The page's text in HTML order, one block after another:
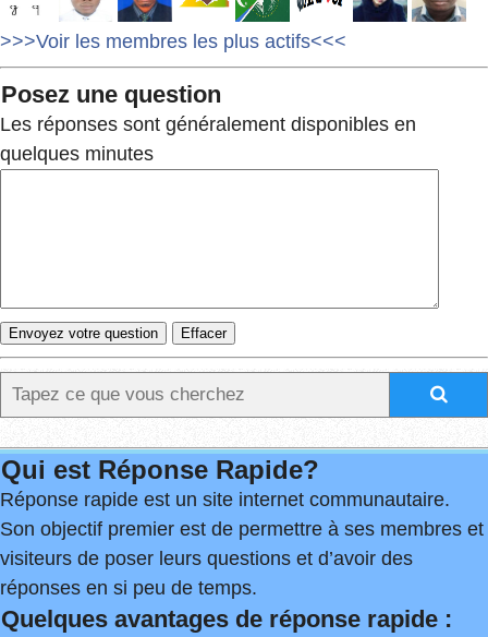
>>>Voir les membres les plus actifs<<<
Posez une question
Les réponses sont généralement disponibles en
quelques minutes
Qui est Réponse Rapide?
Réponse rapide est un site internet communautaire.
Son objectif premier est de permettre à ses membres et
visiteurs de poser leurs questions et d’avoir des
réponses en si peu de temps.
Quelques avantages de réponse rapide :